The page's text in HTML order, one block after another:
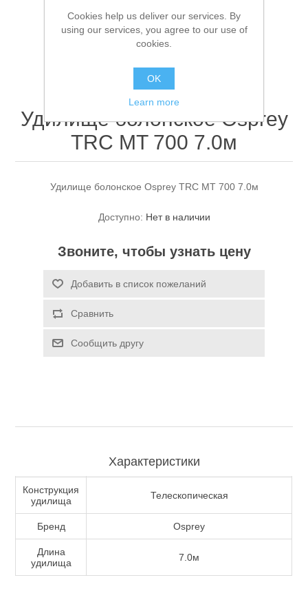
Спасательные средства
Одежда/Обувь
Удилище болонское Osprey
TRC MT 700 7.0м
Удилище болонское Osprey TRC MT 700 7.0м
Доступно: Нет в наличии
Звоните, чтобы узнать цену
Добавить в список пожеланий
Сравнить
Сообщить другу
Характеристики
Конструкция
удилища
Телескопическая
Бренд Osprey
Длина
удилища
7.0м
Cookies help us deliver our services. By
using our services, you agree to our use of
cookies.
OK
Learn more